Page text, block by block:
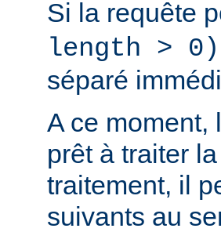
Si la requête
length > 0)
séparé
A ce moment,
prêt à traiter
traitement, il
suivants au